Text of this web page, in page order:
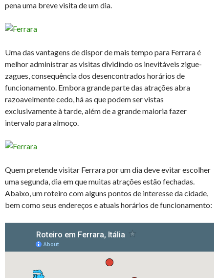
pena uma breve visita de um dia.
Uma das vantagens de dispor de mais tempo para Ferrara é
melhor administrar as visitas dividindo os inevitáveis zigue-
zagues, consequência dos desencontrados horários de
funcionamento. Embora grande parte das atrações abra
razoavelmente cedo, há as que podem ser vistas
exclusivamente à tarde, além de a grande maioria fazer
intervalo para almoço.
Quem pretende visitar Ferrara por um dia deve evitar escolher
uma segunda, dia em que muitas atrações estão fechadas.
Abaixo, um roteiro com alguns pontos de interesse da cidade,
bem como seus endereços e atuais horários de funcionamento: